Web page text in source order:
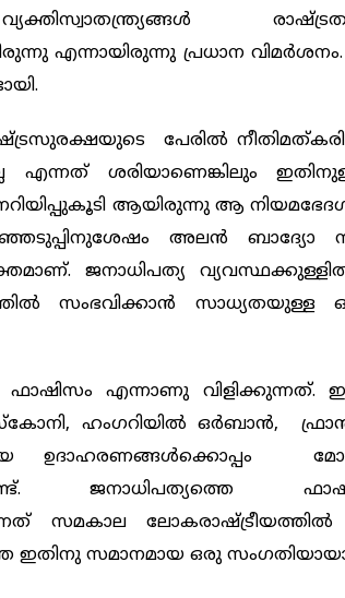
എന്നായിരുന്നു പ്രധാന
പേരില്‍
എന്നത് ശരിയാണെങ്കിലും
ആയിരുന്നു ആ
അലന്‍
ജനാധിപത്യ
സംഭവിക്കാന്‍ സാധ്യതയുള്ള
ഫാഷിസം എന്നാണു വിളിക്കുന്നത്.
ഹംഗറിയില്‍ ഒര്‍ബാന്‍,
ഉദാഹരണങ്ങള്‍ക്കൊപ്പം
ജനാധിപത്യത്തെ
സമകാല
ഇതിനു സമാനമായ ഒരു